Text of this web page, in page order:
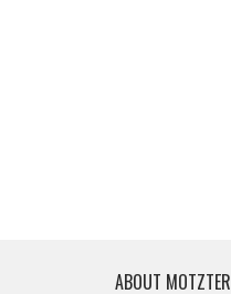
ABOUT MOTZTER